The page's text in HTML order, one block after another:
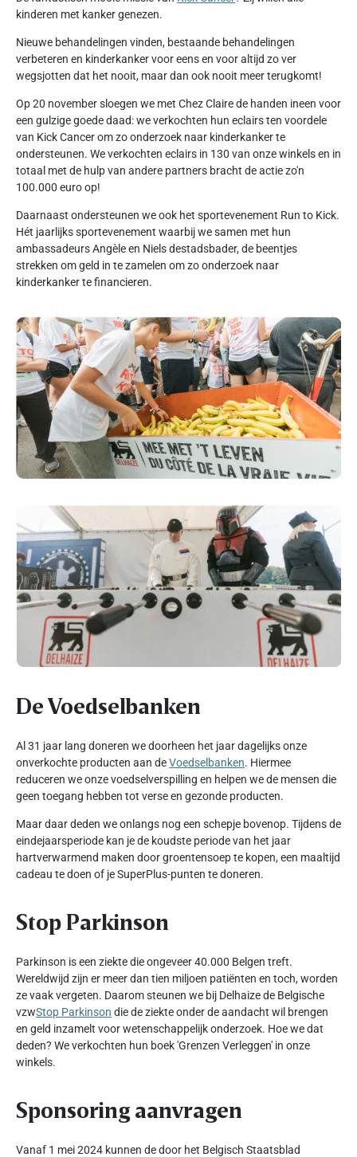
kinderen met kanker genezen.
Nieuwe behandelingen vinden, bestaande behandelingen
verbeteren en kinderkanker voor eens en voor altijd zo ver
wegsjotten dat het nooit, maar dan ook nooit meer terugkomt!
Op 20 november sloegen we met Chez Claire de handen ineen voor
een gulzige goede daad: we verkochten hun eclairs ten voordele
van Kick Cancer om zo onderzoek naar kinderkanker te
ondersteunen. We verkochten eclairs in 130 van onze winkels en in
totaal met de hulp van andere partners bracht de actie zo'n
100.000 euro op!
Daarnaast ondersteunen we ook het sportevenement Run to Kick.
Hét jaarlijks sportevenement waarbij we samen met hun
ambassadeurs Angèle en Niels destadsbader, de beentjes
strekken om geld in te zamelen om zo onderzoek naar
kinderkanker te financieren.
De Voedselbanken
Al 31 jaar lang doneren we doorheen het jaar dagelijks onze
onverkochte producten aan deVoedselbanken. Hiermee
reduceren we onze voedselverspilling en helpen we de mensen die
geen toegang hebben tot verse en gezonde producten.
Maar daar deden we onlangs nog een schepje bovenop. Tijdens de
eindejaarsperiode kan je de koudste periode van het jaar
hartverwarmend maken door groentensoep te kopen, een maaltijd
cadeau te doen of je SuperPlus-punten te doneren.
Stop Parkinson
Parkinson is een ziekte die ongeveer 40.000 Belgen treft.
Wereldwijd zijn er meer dan tien miljoen patiënten en toch, worden
ze vaak vergeten. Daarom steunen we bij Delhaize de Belgische
vzwStop Parkinson die de ziekte onder de aandacht wil brengen
en geld inzamelt voor wetenschappelijk onderzoek. Hoe we dat
deden? We verkochten hun boek 'Grenzen Verleggen' in onze
winkels.
Sponsoring aanvragen
Vanaf 1 mei 2024 kunnen de door het Belgisch Staatsblad